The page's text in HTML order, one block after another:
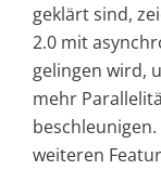
geklärt sind,
2.0 mit
gelingen wird,
mehr
weiteren